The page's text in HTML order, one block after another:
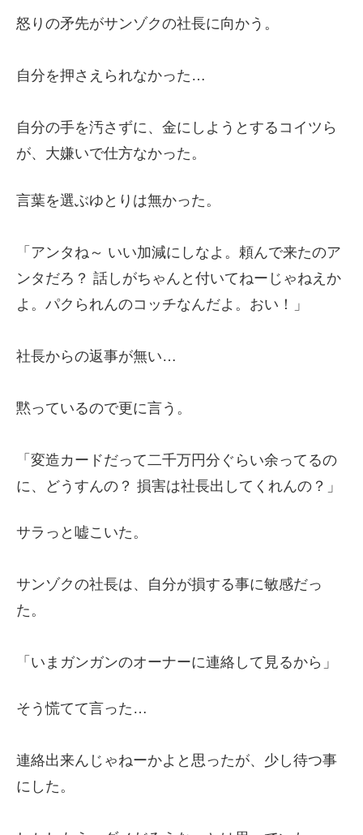
怒りの矛先がサンゾクの社長に向かう。
自分を押さえられなかった…
自分の手を汚さずに、金にしようとするコイツら
が、大嫌いで仕方なかった。
言葉を選ぶゆとりは無かった。
「アンタね～ いい加減にしなよ。頼んで来たのア
ンタだろ？ 話しがちゃんと付いてねーじゃねえか
よ。パクられんのコッチなんだよ。おい！」
社長からの返事が無い…
黙っているので更に言う。
「変造カードだって二千万円分ぐらい余ってるの
に、どうすんの？ 損害は社長出してくれんの？」
サラっと嘘こいた。
サンゾクの社長は、自分が損する事に敏感だっ
た。
「いまガンガンのオーナーに連絡して見るから」
そう慌てて言った…
連絡出来んじゃねーかよと思ったが、少し待つ事
にした。